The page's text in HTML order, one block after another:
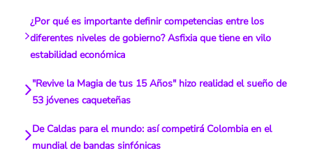
¿Por qué es importante definir competencias entre los
diferentes niveles de gobierno? Asfixia que tiene en vilo
estabilidad económica
"Revive la Magia de tus 15 Años" hizo realidad el sueño de
53 jóvenes caqueteñas
De Caldas para el mundo: así competirá Colombia en el
mundial de bandas sinfónicas